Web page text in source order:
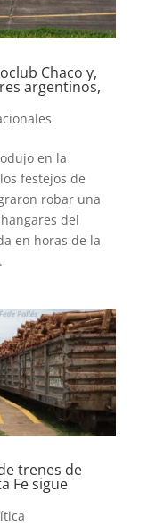
Chaco y,
argentinos,
en la
festejos de
robar una
del
en horas de la
trenes de
Fe sigue